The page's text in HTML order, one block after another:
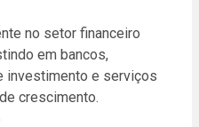
no setor financeiro
em bancos,
investimento e serviços
crescimento.